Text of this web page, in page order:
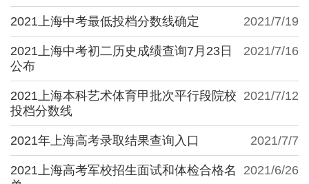
2021/7/19
2021上海中考最低投档分数线确定
2021/7/16
2021上海中考初二历史成绩查询7月23日
公布
2021/7/12
2021上海本科艺术体育甲批次平行段院校
投档分数线
2021/7/7
2021年上海高考录取结果查询入口
2021/6/26
2021上海高考军校招生面试和体检合格名